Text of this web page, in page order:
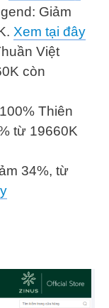
Giảm
Xem tại đây
Việt
còn
Thiên
từ 19660K
34%, từ